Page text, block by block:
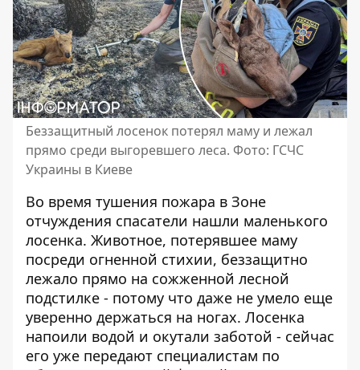
Беззащитный лосенок потерял маму и лежал
прямо среди выгоревшего леса. Фото: ГСЧС
Украины в Киеве
Во время тушения пожара в Зоне
отчуждения спасатели нашли маленького
лосенка. Животное, потерявшее маму
посреди огненной стихии, беззащитно
лежало прямо на сожженной лесной
подстилке - потому что даже не умело еще
уверенно держаться на ногах. Лосенка
напоили водой и окутали заботой - сейчас
его уже передают специалистам по